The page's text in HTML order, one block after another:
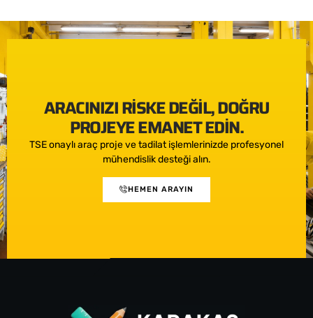
ARACINIZI RISKE DEĞIL, DOĞRU
PROJEYE EMANET EDIN.
TSE onaylı araç proje ve tadilat işlemlerinizde profesyonel
mühendislik desteği alın.
HEMEN ARAYIN